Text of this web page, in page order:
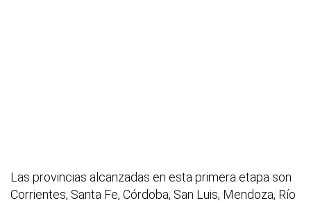
Las provincias alcanzadas en esta primera etapa son
Corrientes, Santa Fe, Córdoba, San Luis, Mendoza, Río